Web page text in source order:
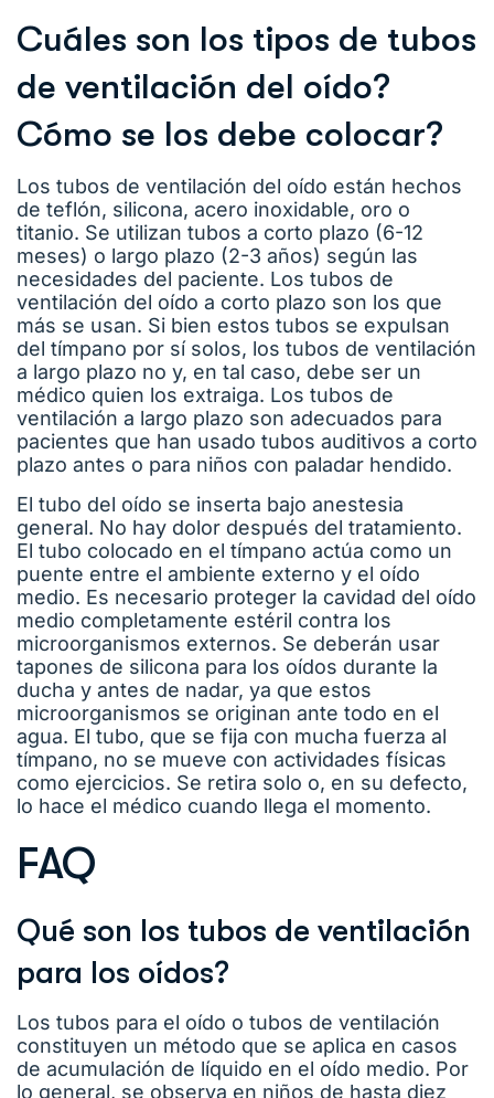
Cuáles son los tipos de tubos
de ventilación del oído?
Cómo se los debe colocar?
Los tubos de ventilación del oído están hechos
de teflón, silicona, acero inoxidable, oro o
titanio. Se utilizan tubos a corto plazo (6-12
meses) o largo plazo (2-3 años) según las
necesidades del paciente. Los tubos de
ventilación del oído a corto plazo son los que
más se usan. Si bien estos tubos se expulsan
del tímpano por sí solos, los tubos de ventilación
a largo plazo no y, en tal caso, debe ser un
médico quien los extraiga. Los tubos de
ventilación a largo plazo son adecuados para
pacientes que han usado tubos auditivos a corto
plazo antes o para niños con paladar hendido.
El tubo del oído se inserta bajo anestesia
general. No hay dolor después del tratamiento.
El tubo colocado en el tímpano actúa como un
puente entre el ambiente externo y el oído
medio. Es necesario proteger la cavidad del oído
medio completamente estéril contra los
microorganismos externos. Se deberán usar
tapones de silicona para los oídos durante la
ducha y antes de nadar, ya que estos
microorganismos se originan ante todo en el
agua. El tubo, que se fija con mucha fuerza al
tímpano, no se mueve con actividades físicas
como ejercicios. Se retira solo o, en su defecto,
lo hace el médico cuando llega el momento.
FAQ
Qué son los tubos de ventilación
para los oídos?
Los tubos para el oído o tubos de ventilación
constituyen un método que se aplica en casos
de acumulación de líquido en el oído medio. Por
lo general, se observa en niños de hasta diez